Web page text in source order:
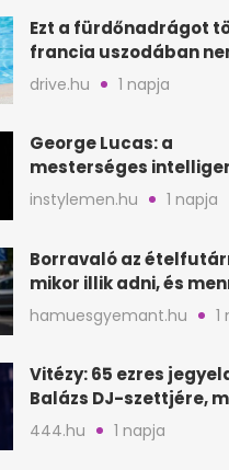
Ezt a fürdőnadrágot
francia uszodában
fogadják el
drive.hu 1 napja
George Lucas: a
mesterséges
lehet Hollywood
lépése
instylemen.hu 1 napja
Borravaló az
mikor illik adni, és
rendeléskor?
hamuesgyemant.hu 1
Vitézy: 65 ezres
Balázs DJ-szettjére,
metró nélküli Puskás-
444.hu 1 napja